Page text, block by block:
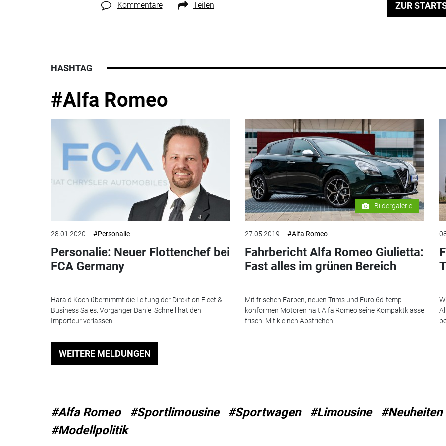
Kommentare Teilen ZUR
HASHTAG
#Alfa Romeo
28.01.2020 #Personalie
Personalie: Neuer Flottenchef bei
FCA Germany
Harald Koch übernimmt die Leitung der Direktion Fleet &
Business Sales. Vorgänger Daniel Schnell hat den
Importeur verlassen.
Bildergalerie
27.05.2019 #Alfa Romeo
Fahrbericht Alfa Romeo Giulietta:
Fast alles im grünen Bereich
Mit frischen Farben, neuen Trims und Euro 6d-temp-
konformen Motoren hält Alfa Romeo seine Kompaktklasse
frisch. Mit kleinen Abstrichen.
WEITERE MELDUNGEN
#Alfa Romeo #Sportlimousine #Sportwagen #Limousine
#Neuheiten
#Modellpolitik